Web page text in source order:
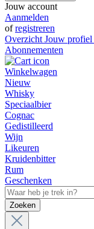
Jouw account
Aanmelden
ofregistreren
Overzicht Jouw profiel
Abonnementen
Winkelwagen
Nieuw
Whisky
Speciaalbier
Cognac
Gedistilleerd
Wijn
Likeuren
Kruidenbitter
Rum
Geschenken
Zoeken